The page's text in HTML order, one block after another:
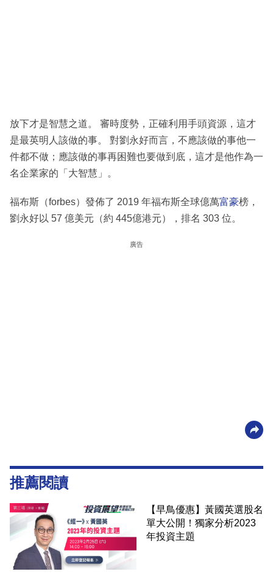
放下才是智慧之道。 審時度勢，正確利用手頭資源，這才
是最英明人該做的事。 對劉永好而言，不應該做的事他一
件都不做；應該做的事再困難也要做到底，這才是他作為一
名企業家的「大智慧」。
福布斯（forbes）發佈了 2019 年福布斯全球億萬富豪榜，
劉永好以 57 億美元（約 445億港元），排名 303 位。
廣告
推薦閱讀
【早鳥優惠】黃國英選股名
單大公開！獨家分析2023
年投資主題